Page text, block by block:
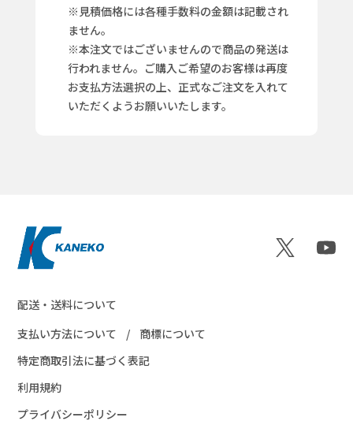
※見積価格には各種手数料の金額は記載され
ません。
※本注文ではございませんので商品の発送は
行われません。ご購入ご希望のお客様は再度
お支払方法選択の上、正式なご注文を入れて
いただくようお願いいたします。
配送・送料について
支払い方法について
商標について
特定商取引法に基づく表記
利用規約
プライバシーポリシー